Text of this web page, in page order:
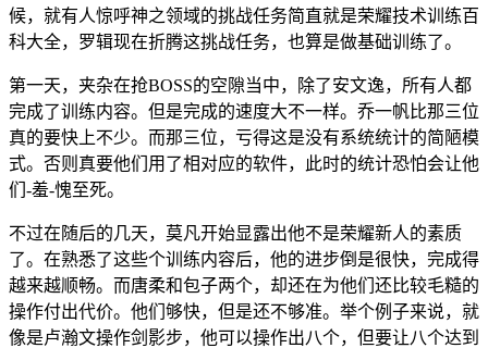
候，就有人惊呼神之领域的挑战任务简直就是荣耀技术训练百
科大全，罗辑现在折腾这挑战任务，也算是做基础训练了。
第一天，夹杂在抢BOSS的空隙当中，除了安文逸，所有人都
完成了训练内容。但是完成的速度大不一样。乔一帆比那三位
真的要快上不少。而那三位，亏得这是没有系统统计的简陋模
式。否则真要他们用了相对应的软件，此时的统计恐怕会让他
们-羞-愧至死。
不过在随后的几天，莫凡开始显露出他不是荣耀新人的素质
了。在熟悉了这些个训练内容后，他的进步倒是很快，完成得
越来越顺畅。而唐柔和包子两个，却还在为他们还比较毛糙的
操作付出代价。他们够快，但是还不够准。举个例子来说，就
像是卢瀚文操作剑影步，他可以操作出八个，但要让八个达到